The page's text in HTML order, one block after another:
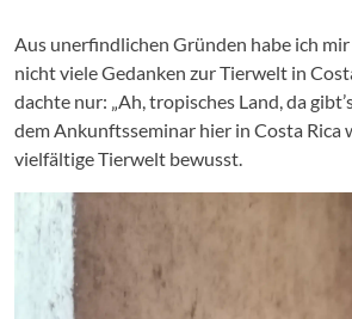
Aus unerfindlichen Gründen habe ich
nicht viele Gedanken zur Tierwelt in
dachte nur: „Ah, tropisches Land, da
dem Ankunftsseminar hier in Costa Rica
vielfältige Tierwelt bewusst.